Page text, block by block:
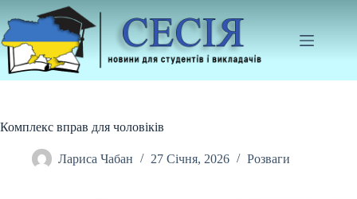
до
вмісту
Комплекс вправ для чоловіків
Лариса Чабан 27 Січня, 2026 Розваги